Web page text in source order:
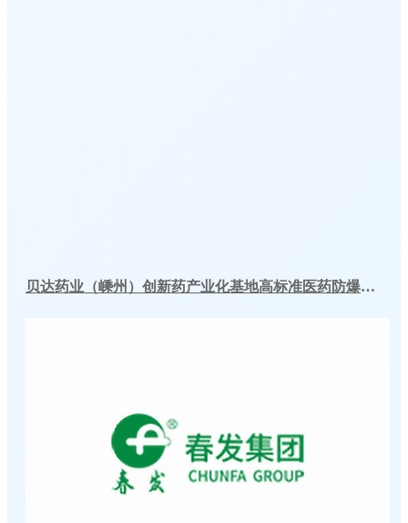
贝达药业（嵊州）创新药产业化基地高标准医药防爆冷库建造工程案例